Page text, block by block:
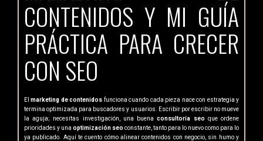
CONTENIDOS Y MI GUÍA
PRÁCTICA PARA CRECER
CON SEO
Elmarketing de contenidos funciona cuando cada pieza nace con estrategia y
termina optimizada para buscadores y usuarios. Escribir por escribir no mueve
la aguja; necesitas investigación, una buenaconsultoría seo que ordene
prioridades y una optimización seo constante, tanto para lo nuevo como para lo
ya publicado. Aquí te cuento cómo alinear contenidos con negocio, sin humo y